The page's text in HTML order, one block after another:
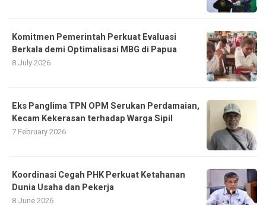
Komitmen Pemerintah Perkuat Evaluasi
Berkala demi Optimalisasi MBG di Papua
8 July 2026
Eks Panglima TPN OPM Serukan Perdamaian,
Kecam Kekerasan terhadap Warga Sipil
7 February 2026
Koordinasi Cegah PHK Perkuat Ketahanan
Dunia Usaha dan Pekerja
8 June 2026